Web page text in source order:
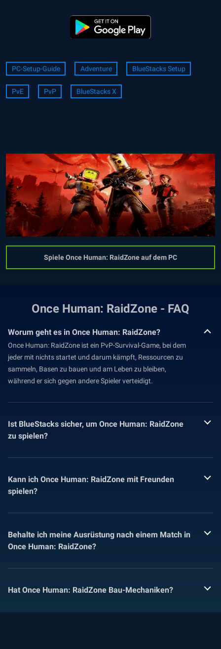
PC-Setup-Guide Adventure BlueStacks Setup
PvE PvP BlueStacks X
Spiele Once Human: RaidZone auf dem PC
Once Human: RaidZone - FAQ
Worum geht es in Once Human: RaidZone?
Once Human: RaidZone ist ein PvP-Survival-Game, bei dem
jeder mit nichts startet und darum kämpft, Ressourcen zu
sammeln, Basen zu bauen und am Leben zu bleiben,
während er sich gegen andere Spieler verteidigt.
Ist BlueStacks sicher, um Once Human: RaidZone
zu spielen?
Kann ich Once Human: RaidZone mit Freunden
spielen?
Behalte ich meine Ausrüstung nach einem Match in
Once Human: RaidZone?
Hat Once Human: RaidZone Bau-Mechaniken?